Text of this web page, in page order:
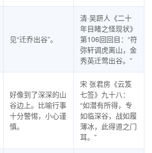
见“迁乔出谷”。
清·吴趼人《二十
年目睹之怪现状》
第106回回目：“符
弥轩调虎离山，金
秀英迁莺出谷。”
好像到了深深的山
谷边上。比喻行事
十分警惕，小心谨
慎。
宋 张君房《云笈
七签》九十八：
“如潜有所得，专
如临深谷，战如履
薄冰，此得道之门
耳。”